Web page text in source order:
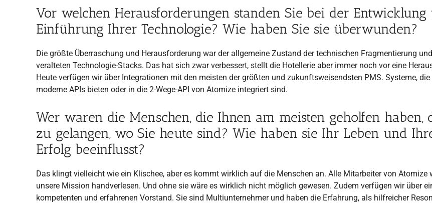
Vor welchen Herausforderungen standen Sie bei der Entwicklung
Einführung Ihrer Technologie? Wie haben Sie sie überwunden?
Die größte Überraschung und Herausforderung war der allgemeine Zustand der technischen Fragmentierung
veralteten Technologie-Stacks. Das hat sich zwar verbessert, stellt die Hotellerie aber immer noch vor eine
Heute verfügen wir über Integrationen mit den meisten der größten und zukunftsweisendsten PMS. Systeme, die
moderne APIs bieten oder in die 2-Wege-API von Atomize integriert sind.
Wer waren die Menschen, die Ihnen am meisten geholfen haben,
zu gelangen, wo Sie heute sind? Wie haben sie Ihr Leben und
Erfolg beeinflusst?
Das klingt vielleicht wie ein Klischee, aber es kommt wirklich auf die Menschen an. Alle Mitarbeiter von Atomize
unsere Mission handverlesen. Und ohne sie wäre es wirklich nicht möglich gewesen. Zudem verfügen wir über
kompetenten und erfahrenen Vorstand. Sie sind Multiunternehmer und haben die Erfahrung, als hilfreicher